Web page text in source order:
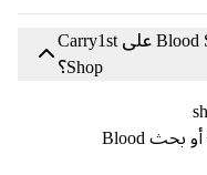
كيف أقوم بشحن Blood Strike على Carry1st
انتقل إلى أسفل خيارات اللعبة أو بحث Blood